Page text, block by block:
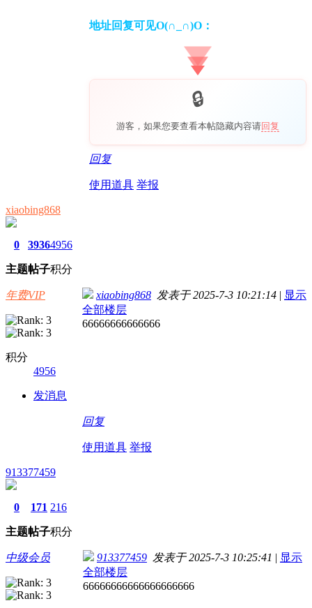
地址回复可见O(∩_∩)O：
游客，如果您要查看本帖隐藏内容请回复
回复
使用道具 举报
xiaobing868
0
主题
3936
帖子
4956
积分
年费VIP
积分
4956
发消息
xiaobing868 发表于 2025-7-3 10:21:14 | 显示
全部楼层
66666666666666
回复
使用道具 举报
913377459
0
主题
171
帖子
216
积分
中级会员 913377459 发表于 2025-7-3 10:25:41 | 显示
全部楼层
66666666666666666666